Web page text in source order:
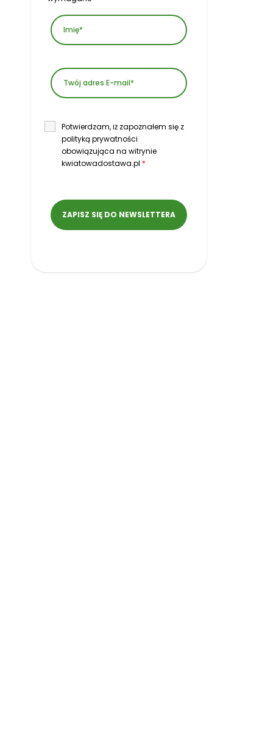
Potwierdzam, iż zapoznałem się z
polityką prywatności
obowiązująca na witrynie
kwiatowadostawa.pl *